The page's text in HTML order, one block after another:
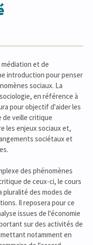
médiation et de
introduction pour penser
sociaux. La
en référence à
pour objectif d'aider les
de veille critique
les enjeux sociaux et,
sociétaux et
des phénomènes
de ceux-ci, le cours
pluralité des modes de
Il reposera pour ce
issues de l'économie
sur des activités de
notamment en